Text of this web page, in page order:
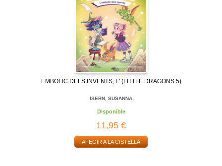
EMBOLIC DELS INVENTS, L' (LITTLE DRAGONS 5)
ISERN, SUSANNA
Disponible
11,95 €
AFEGIR A LA CISTELLA